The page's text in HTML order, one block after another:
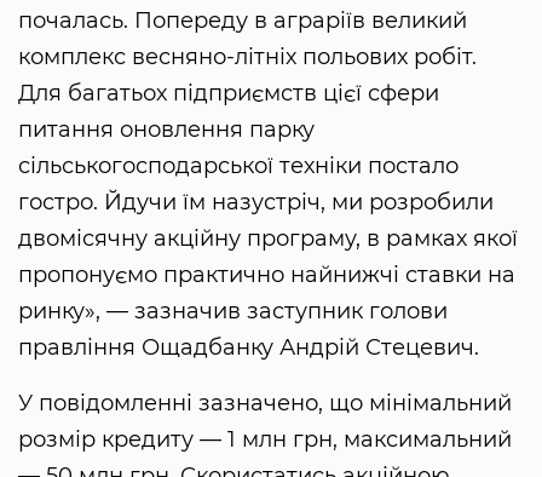
почалась. Попереду в аграріїв великий
комплекс весняно-літніх польових робіт.
Для багатьох підприємств цієї сфери
питання оновлення парку
сільськогосподарської техніки постало
гостро. Йдучи їм назустріч, ми розробили
двомісячну акційну програму, в рамках якої
пропонуємо практично найнижчі ставки на
ринку», — зазначив заступник голови
правління Ощадбанку Андрій Стецевич.
У повідомленні зазначено, що мінімальний
розмір кредиту — 1 млн грн, максимальний